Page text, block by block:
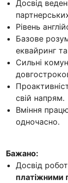
Досвід
Рівень
Базове
еквайринг
Сильні
свій напрям.
Вміння
одночасно.
Бажано:
Досвід
платіжними